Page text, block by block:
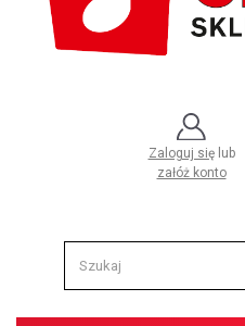
Zaloguj się lub
załóż konto